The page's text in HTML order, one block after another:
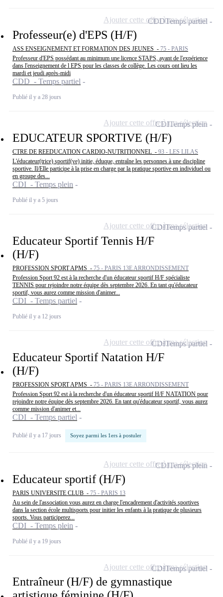
Professeur(e) d'EPS (H/F)
ASS ENSEIGNEMENT ET FORMATION DES JEUNES - 75 - PARIS
Professeur d'EPS possédant au minimum une licence STAPS, ayant de l'expérience
dans l'enseignement de l EPS pour les classes de collège. Les cours ont lieu les
mardi et jeudi après-midi
CDD - Temps partiel
Publié il y a 28 jours
CDDTemps partiel
Ajouter cette offre à ma sélection
EDUCATEUR SPORTIVE (H/F)
CTRE DE REEDUCATION CARDIO-NUTRITIONNEL - 93 - LES LILAS
L'éducateur(trice) sportif(ve) initie, éduque, entraîne les personnes à une discipline
sportive. Il/Elle participe à la prise en charge par la pratique sportive en individuel ou
en groupe des...
CDI - Temps plein
Publié il y a 5 jours
CDITemps plein
Ajouter cette offre à ma sélection
Educateur Sportif Tennis H/F
(H/F)
PROFESSION SPORT APMS - 75 - PARIS 13E ARRONDISSEMENT
Profession Sport 92 est à la recherche d'un éducateur sportif H/F spécialiste
TENNIS pour rejoindre notre équipe dès septembre 2026. En tant qu'éducateur
sportif, vous aurez comme mission d'animer...
CDI - Temps partiel
Publié il y a 12 jours
CDITemps partiel
Ajouter cette offre à ma sélection
Educateur Sportif Natation H/F
(H/F)
PROFESSION SPORT APMS - 75 - PARIS 13E ARRONDISSEMENT
Profession Sport 92 est à la recherche d'un éducateur sportif H/F NATATION pour
rejoindre notre équipe dès septembre 2026. En tant qu'éducateur sportif, vous aurez
comme mission d'animer et...
CDI - Temps partiel
Publié il y a 17 jours Soyez parmi les 1ers à postuler
CDITemps partiel
Ajouter cette offre à ma sélection
Educateur sportif (H/F)
PARIS UNIVERSITE CLUB - 75 - PARIS 13
Au sein de l'association vous aurez en charge l'encadrement d'activités sportives
dans la section école multisports pour initier les enfants à la pratique de plusieurs
sports. Vous participerez...
CDI - Temps plein
Publié il y a 19 jours
CDITemps plein
Ajouter cette offre à ma sélection
Entraîneur (H/F) de gymnastique
CDITemps partiel
Ajouter cette offre à ma sélection